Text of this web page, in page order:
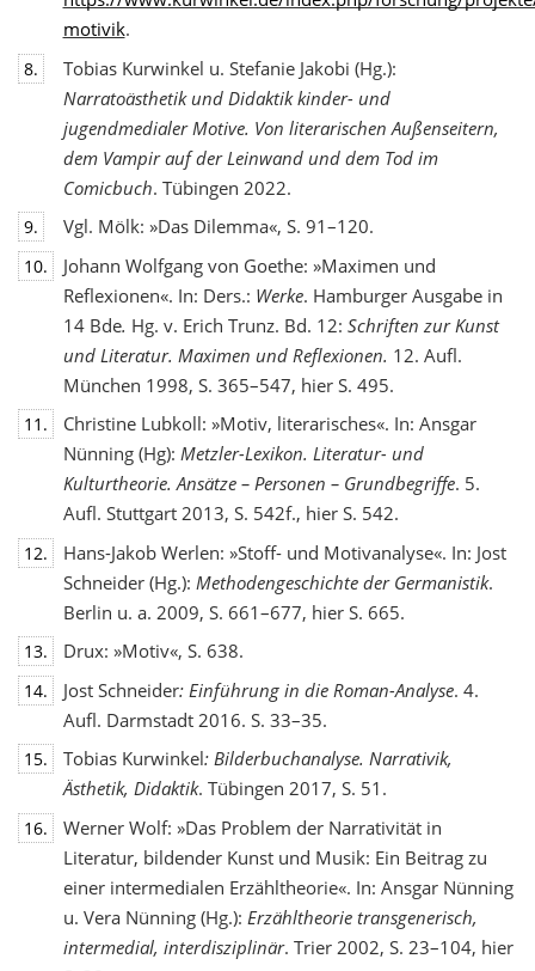
motivik.
8.
Tobias Kurwinkel u. Stefanie Jakobi (Hg.):
Narratoästhetik und Didaktik kinder- und
jugendmedialer Motive. Von literarischen Außenseitern,
dem Vampir auf der Leinwand und dem Tod im
Comicbuch. Tübingen 2022.
9. Vgl. Mölk: »Das Dilemma«, S. 91–120.
10.
Johann Wolfgang von Goethe: »Maximen und
Reflexionen«. In: Ders.: Werke. Hamburger Ausgabe in
14 Bde. Hg. v. Erich Trunz. Bd. 12: Schriften zur Kunst
und Literatur. Maximen und Reflexionen. 12. Aufl.
München 1998, S. 365–547, hier S. 495.
11.
Christine Lubkoll: »Motiv, literarisches«. In: Ansgar
Nünning (Hg): Metzler-Lexikon. Literatur- und
Kulturtheorie. Ansätze – Personen – Grundbegriffe. 5.
Aufl. Stuttgart 2013, S. 542f., hier S. 542.
12.
Hans-Jakob Werlen: »Stoff- und Motivanalyse«. In: Jost
Schneider (Hg.): Methodengeschichte der Germanistik.
Berlin u. a. 2009, S. 661–677, hier S. 665.
13. Drux: »Motiv«, S. 638.
14. Jost Schneider: Einführung in die Roman-Analyse. 4.
Aufl. Darmstadt 2016. S. 33–35.
15. Tobias Kurwinkel: Bilderbuchanalyse. Narrativik,
Ästhetik, Didaktik. Tübingen 2017, S. 51.
16.
Werner Wolf: »Das Problem der Narrativität in
Literatur, bildender Kunst und Musik: Ein Beitrag zu
einer intermedialen Erzähltheorie«. In: Ansgar Nünning
u. Vera Nünning (Hg.): Erzähltheorie transgenerisch,
intermedial, interdisziplinär. Trier 2002, S. 23–104, hier